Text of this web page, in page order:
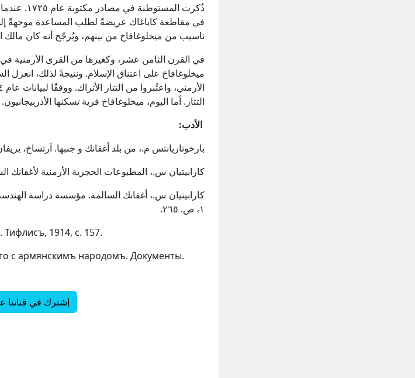
ذُكرت
في مقاطعة كاباغاك عريضةً لطلب المساعدة موجهةً
ناسيب من ميخلوغافاخ من بينهم، ويُرجّح أنه كان مالك
في القرن الثامن عشر، وكغيرها من القرى الأرمنية
ميخلوغافاخ على اعتناق الإسلام. ونتيجةً لذلك،
التتار. أما اليوم، ميخلوغافاخ قرية تسكنها الأذربيجانيون.
الأدب:
بارخوتاريانتس م.، من بلد أغفانك و جنبها. آرتساخ، يريفان، ۱۹۹۹، ص. ۱٤۷-
كارابيتيان س.، المطبوعات الحجرية الأرمنية لأغفانك السالمة،
۱، ص. ۲٦٥.
Тифлисъ, 1914, с. 157.
с армянскимъ народомъ. Документы.
إشترك في قناتنا